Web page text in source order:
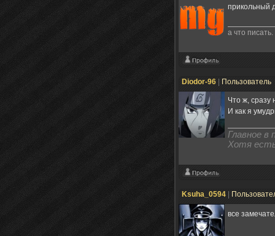
прикольный
а что писать.
Diodor-96 Пользователь
Что ж, сразу
И как я
Главное
Хотя
Ksuha_0594
все